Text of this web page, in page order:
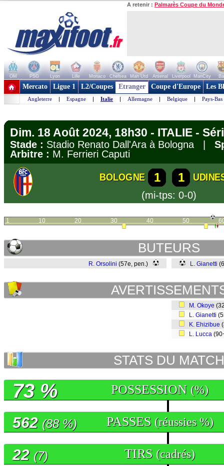
A retenir : Palmarès Coupe du
OM PSG Lyon Lille Monaco Chelsea Man Utd Arsenal Liverpool ManCity
+ de clubs
Mercato Ligue 1 L2/Coupes Etranger Coupe d'Europe Les
Angleterre | Espagne | Italie | Allemagne | Belgique | Pays-Bas
Dim. 18 Août 2024, 18h30 - ITALIE -
Stade : Stadio Renato Dall'Ara à Bologna |
Arbitre : M. Ferrieri Caputi
BOLOGNE 1 1
(mi-tps: 0-0)
1 10 20 30 40 50
BUTEURS
R. Orsolini (57e, pen.) L. Gianetti
M. Okoye
L. Gianetti
K. Ehizibue
L. Lucca
STATS DU MATCH
POSSESSION (%)
73 %
PASSES (réussies %)
562 (88 %)
TIRS (cadrés)
22 (7)